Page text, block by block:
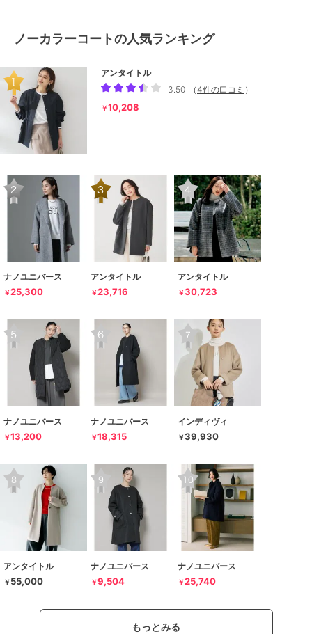
ノーカラーコートの人気ランキング
アンタイトル
3.50
（4件の口コミ ）
￥10,208
ナノユニバース
￥25,300
アンタイトル
￥23,716
アンタイトル
￥30,723
ナノユニバース
￥13,200
ナノユニバース
￥18,315
インディヴィ
￥39,930
アンタイトル
￥ 55,000
ナノユニバース
￥9,504
ナノユニバース
￥25,740
もっとみる